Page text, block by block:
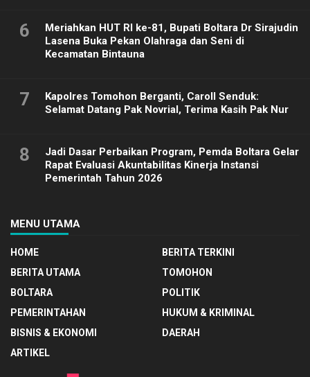
6
Meriahkan HUT RI ke-81, Bupati Boltara Dr Sirajudin
Lasena Buka Pekan Olahraga dan Seni di
Kecamatan Bintauna
7
Kapolres Tomohon Berganti, Caroll Senduk:
Selamat Datang Pak Novrial, Terima Kasih Pak Nur
8
Jadi Dasar Perbaikan Program, Pemda Boltara Gelar
Rapat Evaluasi Akuntabilitas Kinerja Instansi
Pemerintah Tahun 2026
MENU UTAMA
HOME
BERITA TERKINI
BERITA UTAMA
TOMOHON
BOLTARA
POLITIK
PEMERINTAHAN
HUKUM & KRIMINAL
BISNIS & EKONOMI
DAERAH
ARTIKEL